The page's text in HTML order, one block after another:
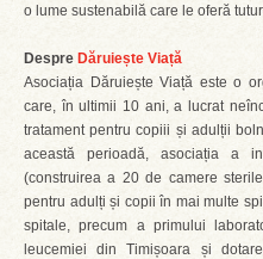
o lume sustenabilă care le oferă
Despre Dăruiește Viață
Asociația Dăruiește Viață este o
care, în ultimii 10 ani, a lucrat
tratament pentru copiii și adulții
această perioadă, asociația a
(construirea a 20 de camere
pentru adulți și copii în mai multe
spitale, precum a primului
leucemiei din Timișoara și